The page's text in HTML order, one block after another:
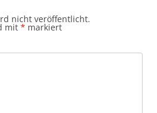
nicht veröffentlicht.
mit * markiert